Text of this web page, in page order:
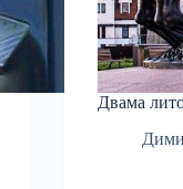
Двама